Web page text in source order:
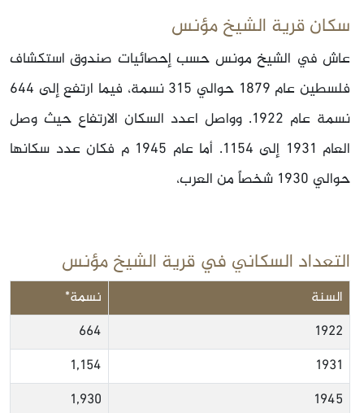
سكان قرية الشيخ مؤنس
عاش في الشيخ مونس حسب إحصائيات صندوق استكشاف
فلسطين عام 1879 حوالي 315 نسمة، فيما ارتفع إلى 644
نسمة عام 1922. وواصل اعدد السكان الارتفاع حيث وصل
العام 1931 إلى 1154. أما عام 1945 م فكان عدد سكانها
حوالي 1930 شخصاً من العرب،
التعداد السكاني في قرية الشيخ مؤنس
السنة
نسمة*
1922
664
1931
1,154
1945
1,930